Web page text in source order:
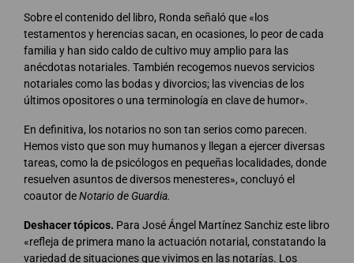
Sobre el contenido del libro, Ronda señaló que «los
testamentos y herencias sacan, en ocasiones, lo peor de cada
familia y han sido caldo de cultivo muy amplio para las
anécdotas notariales. También recogemos nuevos servicios
notariales como las bodas y divorcios; las vivencias de los
últimos opositores o una terminología en clave de humor».
En definitiva, los notarios no son tan serios como parecen.
Hemos visto que son muy humanos y llegan a ejercer diversas
tareas, como la de psicólogos en pequeñas localidades, donde
resuelven asuntos de diversos menesteres», concluyó el
coautor deNotario de Guardia.
Deshacer tópicos. Para José Ángel Martínez Sanchiz este libro
«refleja de primera mano la actuación notarial, constatando la
variedad de situaciones que vivimos en las notarías. Los